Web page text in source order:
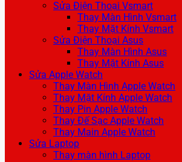
Sửa Điện Thoại Vsmart
Thay Màn Hình Vsmart
Thay Mặt Kính Vsmart
Sửa Điện Thoại Asus
Thay Màn Hình Asus
Thay Mặt Kính Asus
Sửa Apple Watch
Thay Màn Hình Apple Watch
Thay Mặt Kính Apple Watch
Thay Pin Apple Watch
Thay Đế Sạc Apple Watch
Thay Main Apple Watch
Sửa Laptop
Thay màn hình Laptop